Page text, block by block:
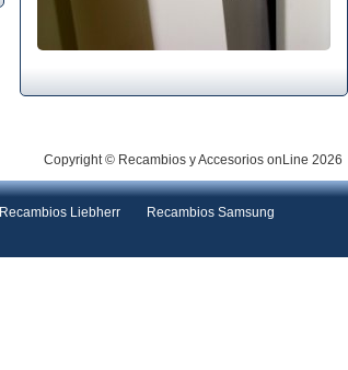
Copyright © Recambios y Accesorios onLine 2026
Recambios Liebherr
Recambios Samsung